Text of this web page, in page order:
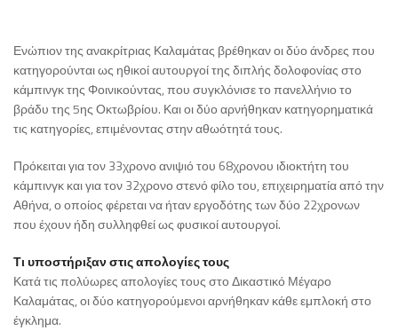
Ενώπιον της ανακρίτριας Καλαμάτας βρέθηκαν οι δύο άνδρες που
κατηγορούνται ως ηθικοί αυτουργοί της διπλής δολοφονίας στο
κάμπινγκ της Φοινικούντας, που συγκλόνισε το πανελλήνιο το
βράδυ της 5ης Οκτωβρίου. Και οι δύο αρνήθηκαν κατηγορηματικά
τις κατηγορίες, επιμένοντας στην αθωότητά τους.
Πρόκειται για τον 33χρονο ανιψιό του 68χρονου ιδιοκτήτη του
κάμπινγκ και για τον 32χρονο στενό φίλο του, επιχειρηματία από την
Αθήνα, ο οποίος φέρεται να ήταν εργοδότης των δύο 22χρονων
που έχουν ήδη συλληφθεί ως φυσικοί αυτουργοί.
Τι υποστήριξαν στις απολογίες τους
Κατά τις πολύωρες απολογίες τους στο Δικαστικό Μέγαρο
Καλαμάτας, οι δύο κατηγορούμενοι αρνήθηκαν κάθε εμπλοκή στο
έγκλημα.